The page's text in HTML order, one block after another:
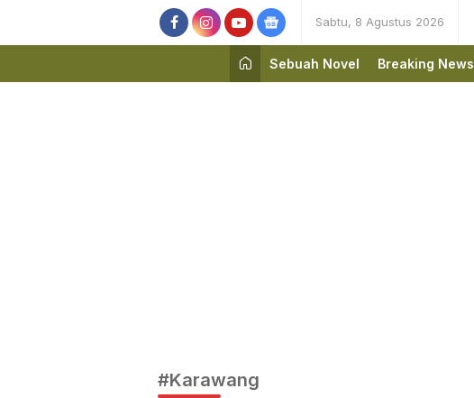
Sabtu, 8 Agustus 2026
Sebuah Novel
Breaking News
#Karawang